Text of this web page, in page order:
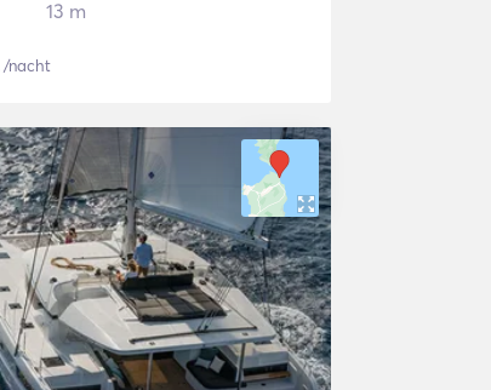
13 m
/nacht